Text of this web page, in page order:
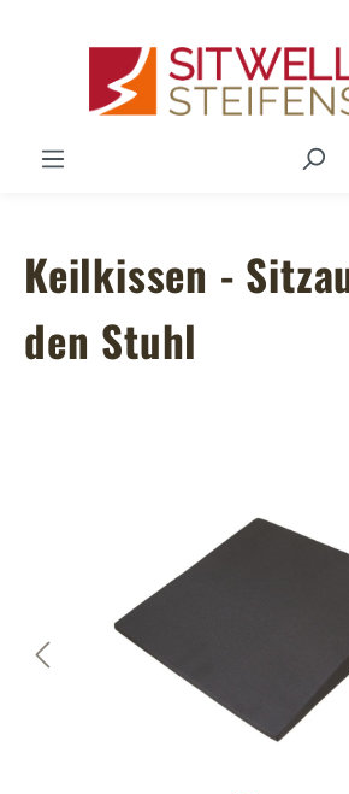
Keilkissen -
den Stuhl